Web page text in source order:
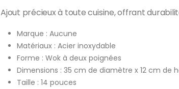
Ajout précieux à toute cuisine, offrant
Marque : Aucune
Matériaux : Acier inoxydable
Forme : Wok à deux poignées
Dimensions : 35 cm de diamètre x 12 cm de
Taille : 14 pouces